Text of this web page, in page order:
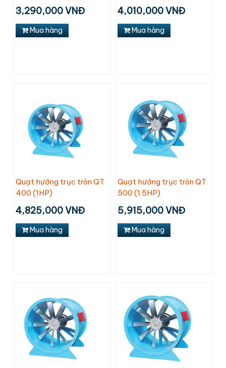
3,290,000 VNĐ
Mua hàng
4,010,000 VNĐ
Mua hàng
Quạt hướng trục tròn QT
400 (1HP)
4,825,000 VNĐ
Mua hàng
Quạt hướng trục tròn QT
500 (1.5HP)
5,915,000 VNĐ
Mua hàng